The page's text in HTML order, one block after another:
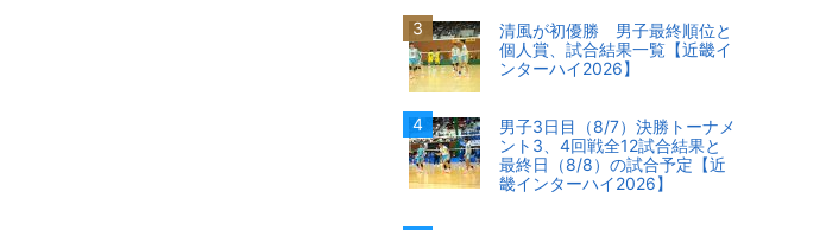
清風が初優勝 男子最終順位と
個人賞、試合結果一覧【近畿イ
ンターハイ2026】
男子3日目（8/7）決勝トーナメ
ント3、4回戦全12試合結果と
最終日（8/8）の試合予定【近
畿インターハイ2026】